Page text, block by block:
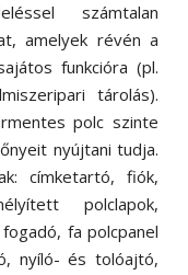
számtalan
amelyek révén a
funkcióra (pl.
tárolás).
polc szinte
nyújtani tudja.
címketartó, fiók,
polclapok,
fa polcpanel
nyíló- és tolóajtó,